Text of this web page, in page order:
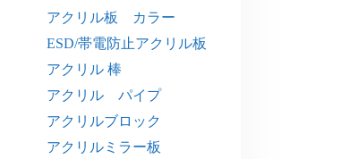
アクリル板 カラー
ESD/帯電防止アクリル板
アクリル 棒
アクリル パイプ
アクリルブロック
アクリルミラー板